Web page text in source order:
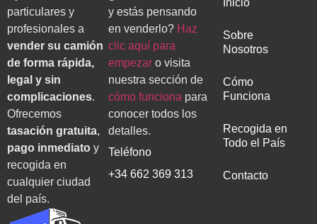
particulares y
profesionales a
vender su camión
de forma rápida,
legal y sin
complicaciones.
Ofrecemos
tasación gratuita,
pago inmediato y
recogida en
cualquier ciudad
del país.
y estás pensando
en venderlo? Haz
clic aquí para
empezaro visita
nuestra sección de
cómo funciona para
conocer todos los
detalles.
Teléfono
+34 662 369 313
Sobre
Nosotros
Cómo
Funciona
Recogida en
Todo el País
Contacto